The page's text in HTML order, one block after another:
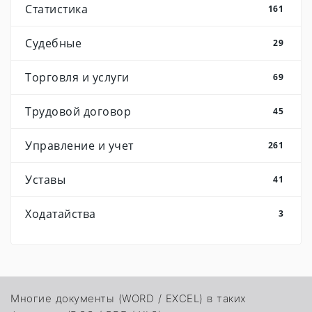
Статистика 161
Судебные 29
Торговля и услуги 69
Трудовой договор 45
Управление и учет 261
Уставы 41
Ходатайства 3
Многие документы (WORD / EXCEL) в таких